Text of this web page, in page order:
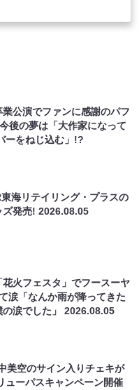
公演でファンに感謝のパフ
後の夢は「大作家になって
ーをねじ込む」!?
海リテイリング・プラスの
ズ発売!2026.08.05
火フェスタ」でフースーヤ
涙「なんか雨が降ってきた
の涙でした」2026.08.05
美空のサイン入りチェキが
ューパスキャンペーン開催